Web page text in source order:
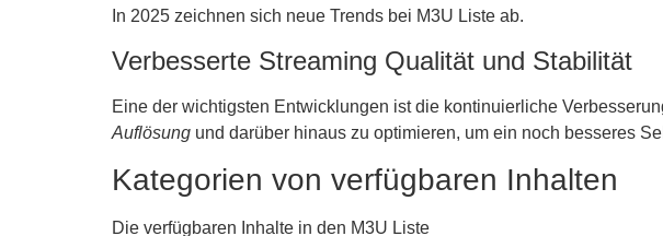
In 2025 zeichnen sich neue Trends bei M3U Liste ab.
Verbesserte Streaming Qualität und Stabilität
Eine der wichtigsten Entwicklungen ist die kontinuierliche
Auflösung und darüber hinaus zu optimieren, um ein noch besseres
Kategorien von verfügbaren Inhalten
Die verfügbaren Inhalte in den M3U Liste